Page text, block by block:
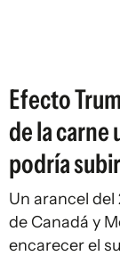
Efecto
de la carne
podría
Un arancel
de Canadá y
encarecer el